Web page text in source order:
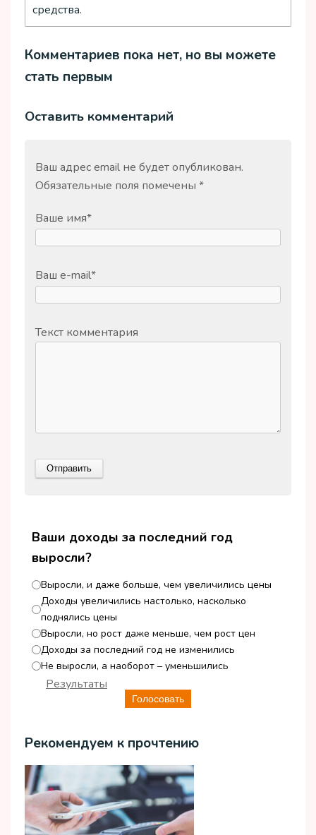
средства.
Комментариев пока нет, но вы можете
стать первым
Оставить комментарий
Ваш адрес email не будет опубликован.
Обязательные поля помечены *
Ваше имя*
Ваш e-mail*
Текст комментария
Ваши доходы за последний год
выросли?
Выросли, и даже больше, чем увеличились цены
Доходы увеличились настолько, насколько
поднялись цены
Выросли, но рост даже меньше, чем рост цен
Доходы за последний год не изменились
Не выросли, а наоборот – уменьшились
Голосовать
Результаты
Рекомендуем к прочтению